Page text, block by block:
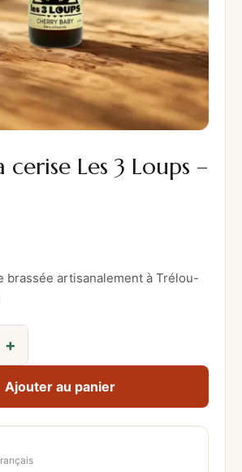
cerise Les 3 Loups –
brassée artisanalement à Trélou-
+
Ajouter au panier